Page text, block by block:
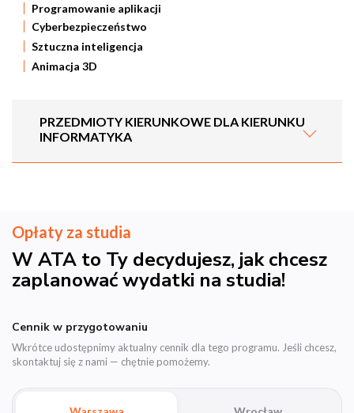
Programowanie aplikacji
Cyberbezpieczeństwo
Sztuczna inteligencja
Animacja 3D
PRZEDMIOTY KIERUNKOWE DLA KIERUNKU
INFORMATYKA
Opłaty za studia
W ATA to Ty decydujesz, jak chcesz
zaplanować wydatki na studia!
Cennik w przygotowaniu
Wkrótce udostępnimy aktualny cennik dla tego programu. Jeśli chcesz,
skontaktuj się z nami — chętnie pomożemy.